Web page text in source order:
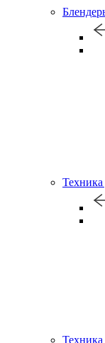
Техника
Техника